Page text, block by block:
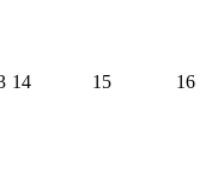
14 15 16